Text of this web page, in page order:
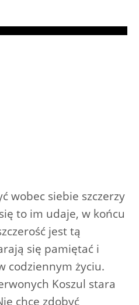
wobec siebie szczerzy
to im udaje, w końcu
jest tą
się pamiętać i
codziennym życiu.
Koszul stara
chce zdobyć